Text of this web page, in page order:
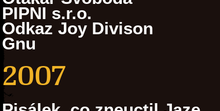
PIPNI s.r.o.
Odkaz Joy Divison
Gnu
2007